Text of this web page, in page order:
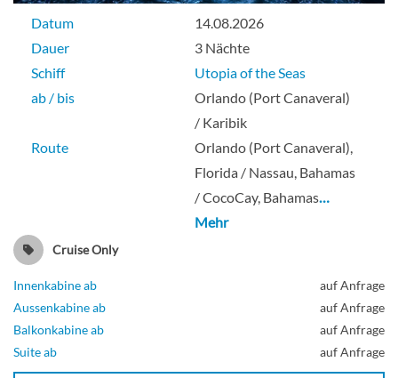
Datum
14.08.2026
Dauer
3 Nächte
Schiff
Utopia of the Seas
ab / bis
Orlando (Port Canaveral)
/ Karibik
Route
Orlando (Port Canaveral),
Florida / Nassau, Bahamas
/ CocoCay, Bahamas…
Mehr
Cruise Only
Innenkabine ab
auf Anfrage
Aussenkabine ab
auf Anfrage
Balkonkabine ab
auf Anfrage
Suite ab
auf Anfrage